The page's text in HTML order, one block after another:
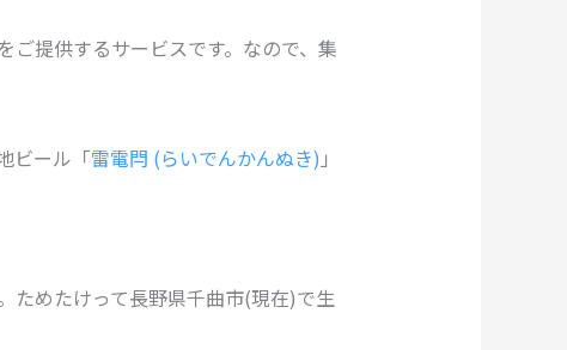
ご提供するサービスです。なので、集
ビール「雷電閂 (らいでんかんぬき) 」
ためたけって長野県千曲市(現在)で生